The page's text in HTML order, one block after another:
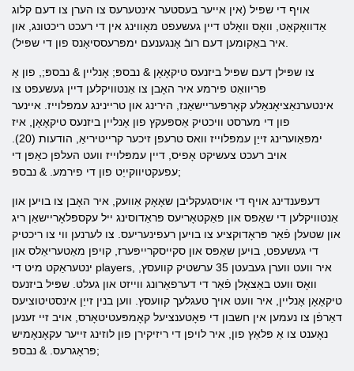
אויף די שפּיל (אין אייער בעסטער אינטערעס צו הערן צו דעם קלוג
אַדוואָקאַט, וואָס וואָלט דיין געשעפט מאָווינג אין די רעכט ריכטונג, און
צו שפּילן דעם שפּיל ביזנעס טיקאָאָן & נבספּ; אָנליין & נבספּ;, פון אַ
פּריוואַט פירמע איר האָבן צו אַנטוויקלען דיין געשעפט צו
אינטערנאַציאָנאַלע קאָרפּעריישאַנז, הירינג און טריינינג עמפּלוייז. איינער
פון די מערסט וויכטיק אַספּעקץ פון אָנליין ביזנעס טיקאָאָן, איז
ימפּאַוערינג זייַן עמפּלוייז וואס טרעפן זיכער קרייטיריאַ, הודעות (20).
אויב רעכט צעשיקט אָפיס, דיין עמפּלוייז וועט העלפן כאַפּן די
עפעקטיווקייַט פון די פירמע. & נבספּ;
דעפּענדינג אויף די אויסגעקליבן שאָאָק אַוועק, איר האָבן צו בויען און
אַנטוויקלען די שאַפּס און פאַקטאָריעס פּראַדוסינג ייל עקספּלאָריישאַן ריג
און שטעלן פֿאַר פּראָדוקציע צו בויען רעפינעריעס. צו לערנען ווי צו ריכטיק
די געשעפט, בויען שאַפּס און סקייסקרייפּערז, קויפן מאַטעריאַלס און
ינטעראַקט מיט די players, איר וועט ווערן געבעטן 35 ערשטיק קוועסץ,
וואָס וועט באַצאָלן פֿאַר די דערפאַרונג ווייזט און געלט. שפּיל ביזנעס
טיקאָאָן אָנליין, איר וועט אויך טעגלעך קוועסץ. ווען בנין זייַן אינסטיטוציעס
דאַרפֿן צו נעמען אין חשבון די פּאָטענציעל קאָמפּעטיטאָרס, אויב זיי זענען
נאָענט צו אַ פּלאַץ פון, איר לויפן די ריזיקירן פון לוזינג זייער עקאָנאָמיש
פּראָגרעס. & נבספּ;